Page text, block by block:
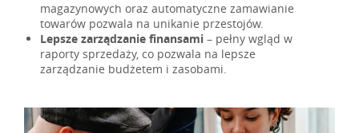
magazynowych oraz automatyczne zamawianie
towarów pozwala na unikanie przestojów.
Lepsze zarządzanie finansami – pełny wgląd w
raporty sprzedaży, co pozwala na lepsze
zarządzanie budżetem i zasobami.